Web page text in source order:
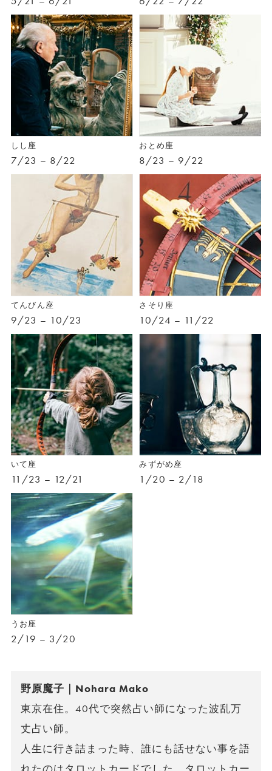
しし座
7/23 – 8/22
おとめ座
8/23 – 9/22
てんびん座
9/23 – 10/23
さそり座
10/24 – 11/22
いて座
11/23 – 12/21
みずがめ座
1/20 – 2/18
うお座
2/19 – 3/20
野原魔子｜Nohara Mako
東京在住。40代で突然占い師になった波乱万
丈占い師。
人生に行き詰まった時、誰にも話せない事を語